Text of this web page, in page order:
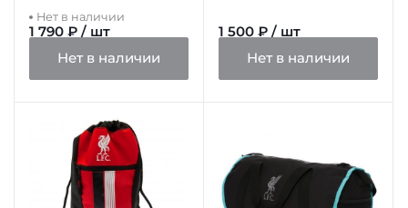
Нет в наличии
1 790 ₽ / шт
Нет в наличии
1 500 ₽ / шт
Нет в наличии